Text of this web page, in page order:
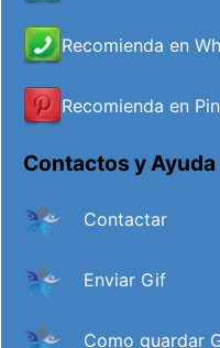
Recomienda en
Recomienda en
Contactos y Ayuda
Contactar
Enviar Gif
Como guardar